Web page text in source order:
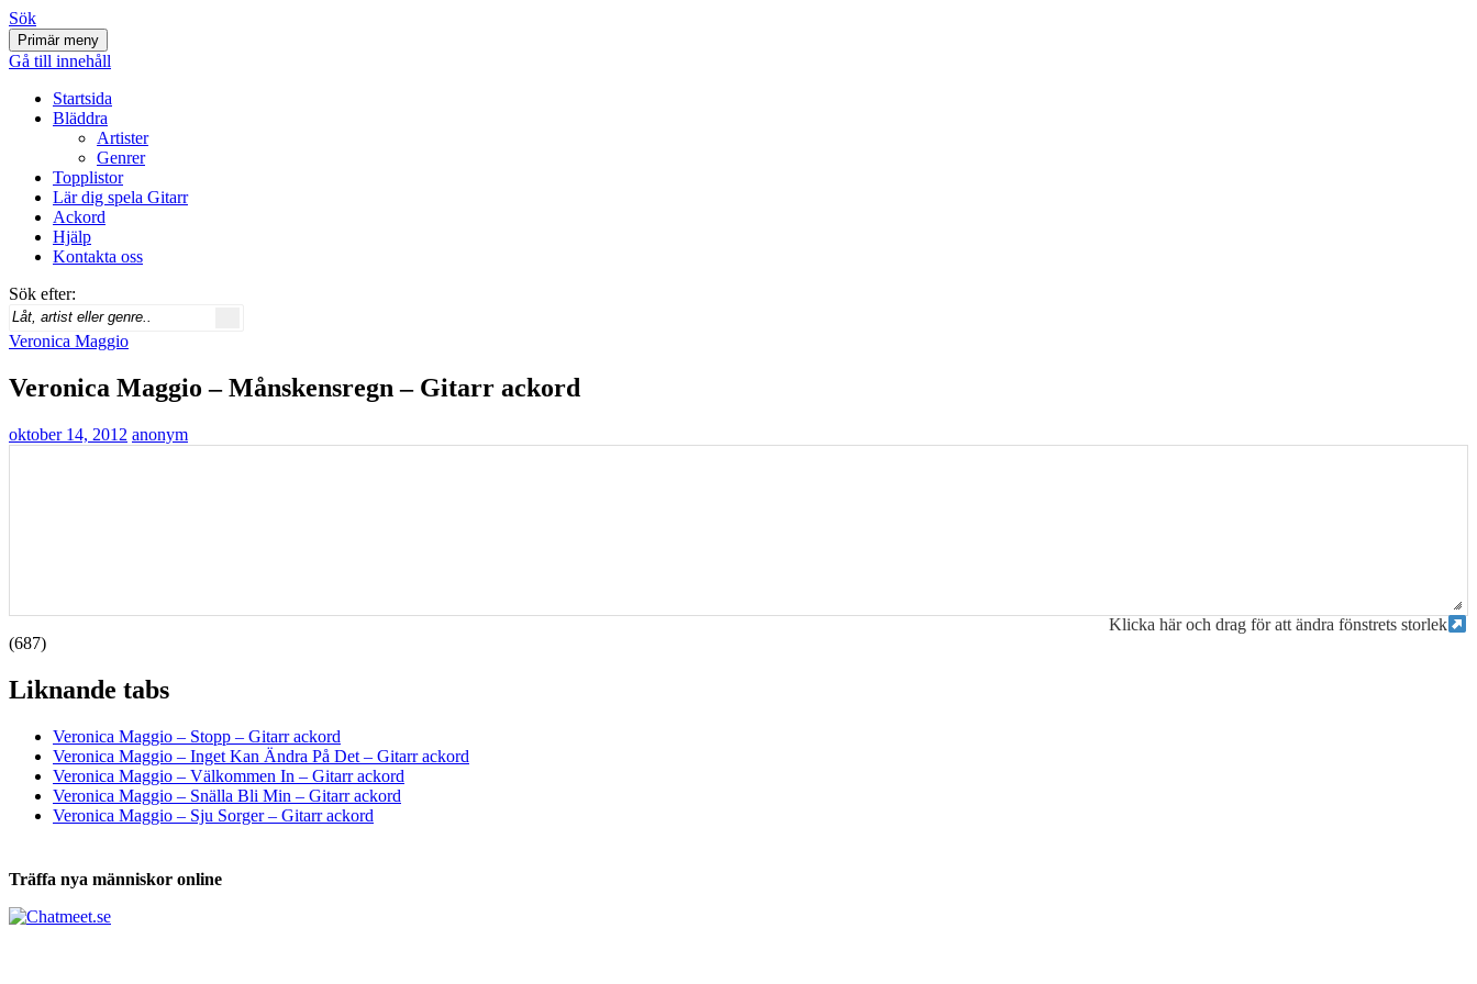
Svenskatabs.se
Sök
Primär meny
Gå till innehåll
Startsida
Bläddra
Artister
Genrer
Topplistor
Lär dig spela Gitarr
Ackord
Hjälp
Kontakta oss
Sök efter:
Veronica Maggio
Veronica Maggio – Månskensregn – Gitarr ackord
oktober 14, 2012 anonym
Klicka här och drag för att ändra fönstrets storlek
(687)
Liknande tabs
Veronica Maggio – Stopp – Gitarr ackord
Veronica Maggio – Inget Kan Ändra På Det – Gitarr ackord
Veronica Maggio – Välkommen In – Gitarr ackord
Veronica Maggio – Snälla Bli Min – Gitarr ackord
Veronica Maggio – Sju Sorger – Gitarr ackord
Träffa nya människor online